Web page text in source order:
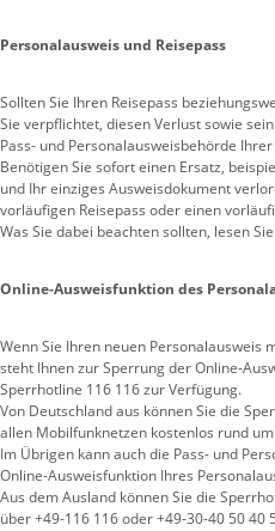
Personalausweis und Reisepass
Sollten Sie Ihren Reisepass
Sie verpflichtet, diesen Verlust sowie
Pass- und Personalausweisbehörde
Benötigen Sie sofort einen Ersatz,
und Ihr einziges Ausweisdokument
vorläufigen Reisepass oder einen
Was Sie dabei beachten sollten, lesen
Online-Ausweisfunktion des
Wenn Sie Ihren neuen Personalausweis
steht Ihnen zur Sperrung der Online-
Sperrhotline 116 116 zur Verfügung.
Von Deutschland aus können Sie die
allen Mobilfunknetzen kostenlos rund
Im Übrigen kann auch die Pass- und
Online-Ausweisfunktion Ihres
Aus dem Ausland können Sie die
über +49-116 116 oder +49-30-40 50